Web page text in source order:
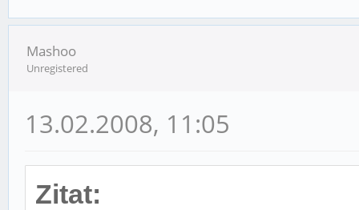
Mashoo
Unregistered
13.02.2008, 11:05
Zitat: